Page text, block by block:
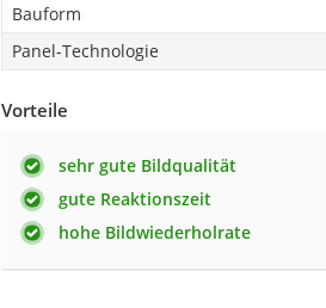
Bauform
Panel-Technologie
Vorteile
sehr gute Bildqualität
gute Reaktionszeit
hohe Bildwiederholrate